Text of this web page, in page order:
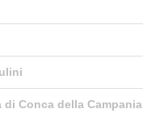
Conca della Campania